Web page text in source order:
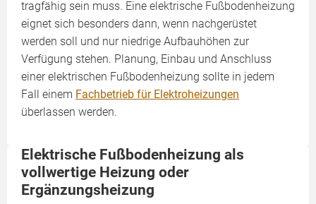
tragfähig sein muss. Eine elektrische Fußbodenheizung
eignet sich besonders dann, wenn nachgerüstet
werden soll und nur niedrige Aufbauhöhen zur
Verfügung stehen. Planung, Einbau und Anschluss
einer elektrischen Fußbodenheizung sollte in jedem
Fall einem Fachbetrieb für Elektroheizungen
überlassen werden.
Elektrische Fußbodenheizung als
vollwertige Heizung oder
Ergänzungsheizung